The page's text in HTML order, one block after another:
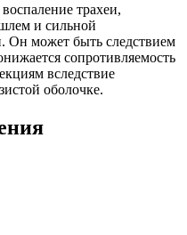
трахеи,
и сильной
Он может быть следствием
сопротивляемость
вследствие
оболочке.